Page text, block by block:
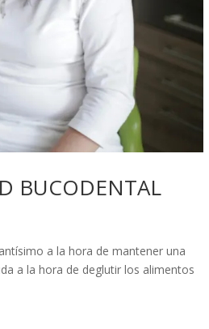
BUCODENTAL
a la hora de mantener una
a la hora de deglutir los alimentos